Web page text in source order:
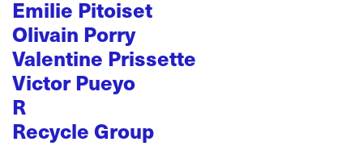
Emilie Pitoiset
Olivain Porry
Valentine Prissette
Victor Pueyo
R
Recycle Group